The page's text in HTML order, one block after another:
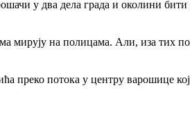
у два дела града и околини бити
мирују на полицама. Али, иза тих
преко потока у центру варошице